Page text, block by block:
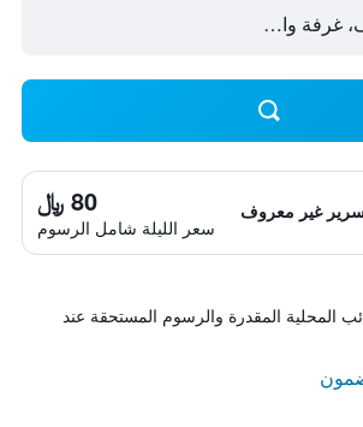
غير معروف 80 ﷼
سعر الليلة شامل الرسوم
المحلية المقدرة والرسوم المستحقة عند